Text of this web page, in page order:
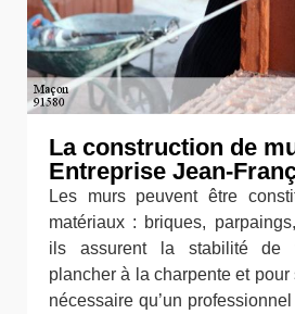
La construction de
Entreprise Jean-
Les murs peuvent être
matériaux : briques,
ils assurent la stabilité de
plancher à la charpente et pour
nécessaire qu’un